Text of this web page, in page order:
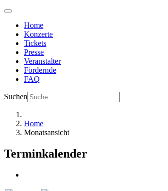
Home
Konzerte
Tickets
Presse
Veranstalter
Fördernde
FAQ
Suchen
Home
Monatsansicht
Terminkalender